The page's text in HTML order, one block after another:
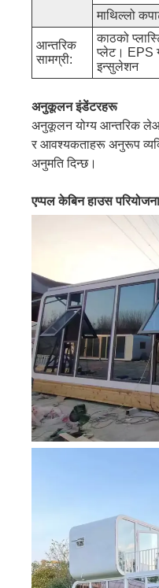
माथिल्लो
आन्तरिक
सामग्री:
काठको
प्लेट। EPS
इन्सुलेशन
अनुकूलन इंडेंटरहरू
अनुकूलन योग्य आन्तरिक
र आवश्यकताहरू अनुरूप
अनुमति दिन्छ।
एप्पल केबिन हाउस